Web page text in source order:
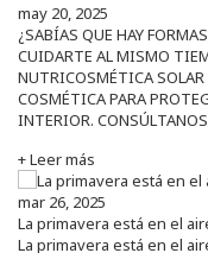
may 20, 2025
¿SABÍAS QUE HAY
CUIDARTE AL MISMO
NUTRICOSMÉTICA
COSMÉTICA PARA
INTERIOR.
+ Leer más
mar 26, 2025
La primavera está en el
La primavera está en el